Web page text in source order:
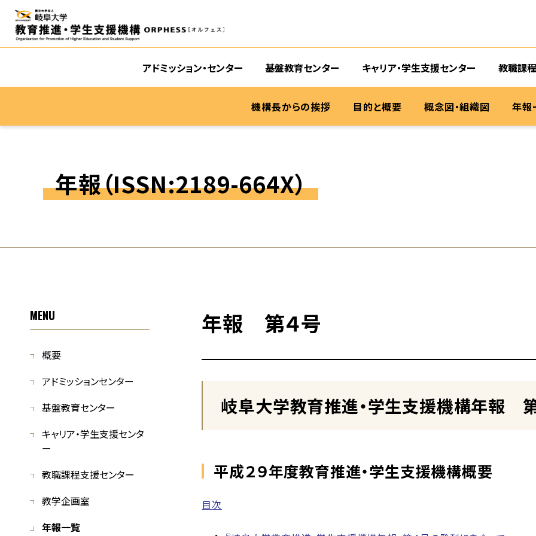
アドミッション・センター 基盤教育センター キャリア・学生支援センター 教職課
機構長からの挨拶 目的と概要 概念図・組織図 年報
年報（ISSN:2189-664X）
年報 第４号
岐阜大学教育推進・学生支援機構年報
平成２９年度教育推進・学生支援機構概要
目次
MENU
概要
アドミッションセンター
基盤教育センター
キャリア・学生支援センタ
ー
教職課程支援センター
教学企画室
年報一覧